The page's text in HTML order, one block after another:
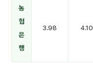
농
협
은
행
3.98 4.10